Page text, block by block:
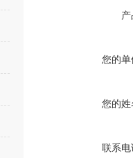
您的单
您的姓
联系电